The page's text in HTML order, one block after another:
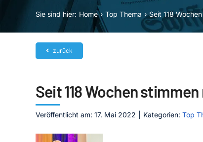
Sie sind hier: Home Top Thema Seit 118
zurück
Seit 118 Wochen
Veröffentlicht am: 17. Mai 2022 Kategorien: Top